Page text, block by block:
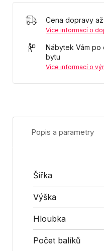
Cena dopravy až
Více informací o
Nábytek Vám po
bytu
Více informací o
Popis a parametry
Šířka
Výška
Hloubka
Počet balíků